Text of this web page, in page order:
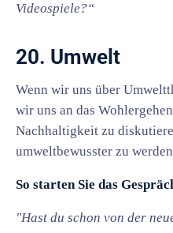
Videospiele?“
20. Umwelt
Wenn wir uns über
wir uns an das
Nachhaltigkeit zu
umweltbewusster zu
So starten Sie das
"Hast du schon von der